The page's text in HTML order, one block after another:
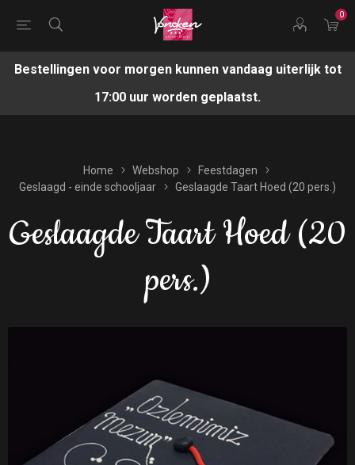
0
Bestellingen voor morgen kunnen vandaag uiterlijk tot
17:00 uur worden geplaatst.
Home Webshop
Feestdagen
Geslaagd - einde schooljaar
Geslaagde Taart Hoed (20 pers.)
Geslaagde Taart Hoed (20
pers.)